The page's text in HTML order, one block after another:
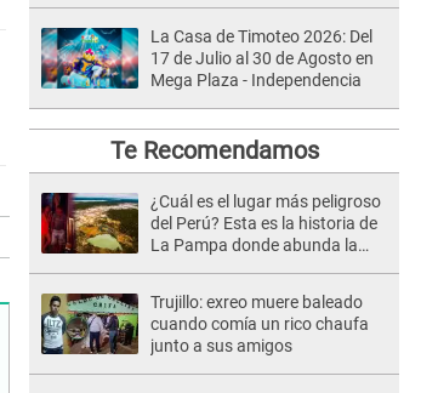
La Casa de Timoteo 2026: Del
17 de Julio al 30 de Agosto en
Mega Plaza - Independencia
Te Recomendamos
¿Cuál es el lugar más peligroso
del Perú? Esta es la historia de
La Pampa donde abunda la
Trujillo: exreo muere baleado
cuando comía un rico chaufa
junto a sus amigos